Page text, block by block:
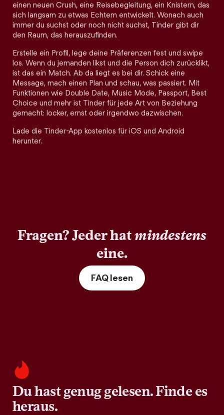
einen neuen Crush, eine Reisebegleitung, ein Knistern, das
sich langsam zu etwas Echtem entwickelt. Wonach auch
immer du suchst oder noch nicht suchst, Tinder gibt dir
den Raum, das herauszufinden.
Erstelle ein Profil, lege deine Präferenzen fest und swipe
los. Wenn du jemanden likst und die Person dich zurücklikt,
ist das ein Match. Ab da liegt es bei dir. Schick eine
Message, mach einen Plan und schau, was passiert. Mit
Funktionen wie Double Date, Music Mode, Passport, Best
Choice und mehr ist Tinder für jede Art von Beziehung
gemacht: locker, ernst oder irgendwo dazwischen.
Lade die Tinder-App kostenlos für iOS und Android
herunter.
Fragen? Jeder hatmindestens
eine.
FAQ lesen
Du hast genug gelesen. Finde es
heraus.